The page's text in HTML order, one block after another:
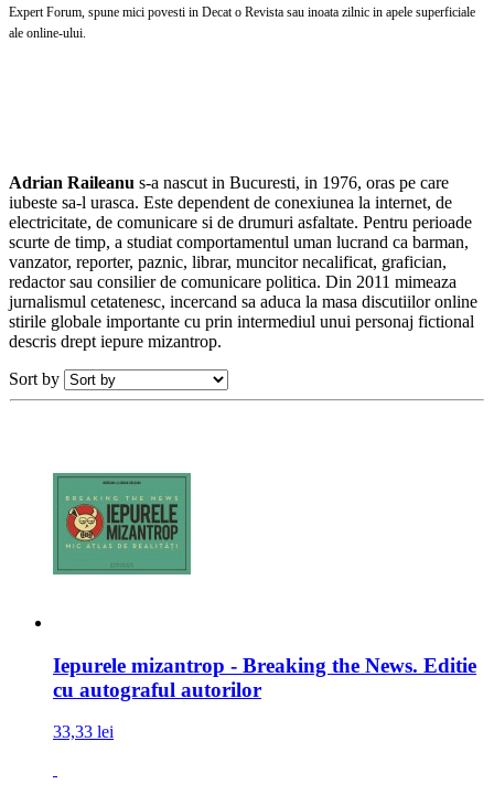
Expert Forum, spune mici povesti in Decat o Revista sau inoata zilnic in apele superficiale
ale online-ului.
Adrian Raileanu s-a nascut in Bucuresti, in 1976, oras pe care
iubeste sa-l urasca. Este dependent de conexiunea la internet, de
electricitate, de comunicare si de drumuri asfaltate. Pentru perioade
scurte de timp, a studiat comportamentul uman lucrand ca barman,
vanzator, reporter, paznic, librar, muncitor necalificat, grafician,
redactor sau consilier de comunicare politica. Din 2011 mimeaza
jurnalismul cetatenesc, incercand sa aduca la masa discutiilor online
stirile globale importante cu prin intermediul unui personaj fictional
descris drept iepure mizantrop.
Sort by
Iepurele mizantrop - Breaking the News. Editie
cu autograful autorilor
33,33 lei